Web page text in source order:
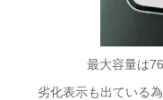
最大容量は
劣化表示も出ている